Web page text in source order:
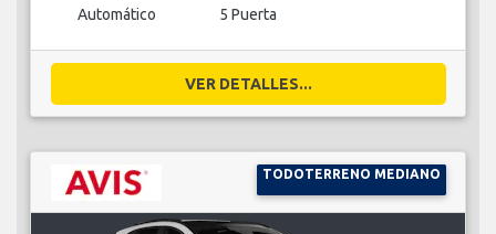
Automático 5 Puerta
VER DETALLES...
TODOTERRENO MEDIANO